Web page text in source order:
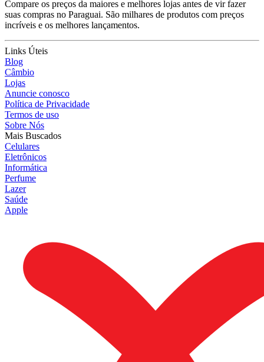
Compare os preços da maiores e melhores lojas antes de vir fazer
suas compras no Paraguai. São milhares de produtos com preços
incríveis e os melhores lançamentos.
Links Úteis
Blog
Câmbio
Lojas
Anuncie conosco
Política de Privacidade
Termos de uso
Sobre Nós
Mais Buscados
Celulares
Eletrônicos
Informática
Perfume
Lazer
Saúde
Apple